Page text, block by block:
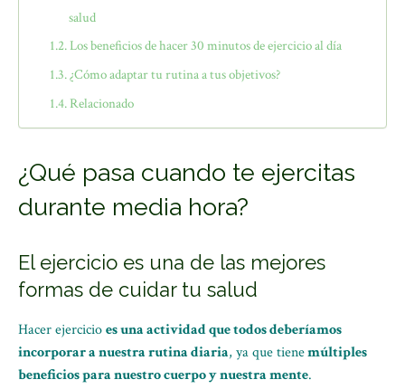
salud
Los beneficios de hacer 30 minutos de ejercicio al día
¿Cómo adaptar tu rutina a tus objetivos?
Relacionado
¿Qué pasa cuando te ejercitas
durante media hora?
El ejercicio es una de las mejores
formas de cuidar tu salud
Hacer ejercicioes una actividad que todos deberíamos
incorporar a nuestra rutina diaria, ya que tienemúltiples
beneficios para nuestro cuerpo y nuestra mente.